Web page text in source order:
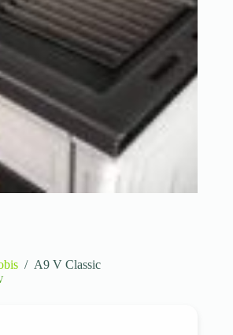
/ A9 V Classic